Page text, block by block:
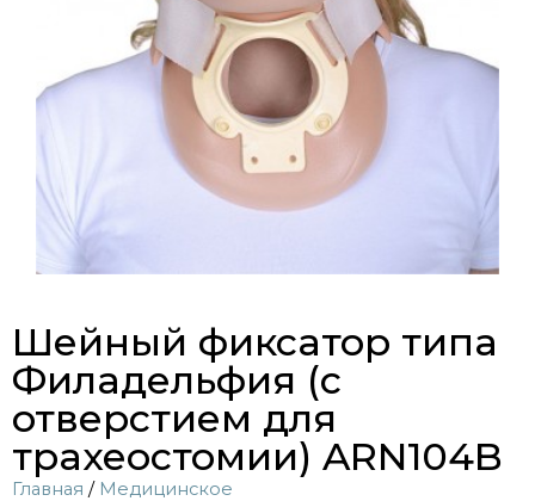
Шейный фиксатор типа
Филадельфия (с
отверстием для
трахеостомии) ARN104B
Главная / Медицинское